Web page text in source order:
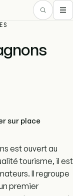
sur place
est ouvert au
tourisme, il est
Il regroupe
premier